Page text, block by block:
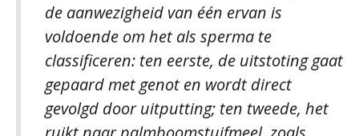
de aanwezigheid van één ervan is
voldoende om het als sperma te
classificeren: ten eerste, de uitstoting gaat
gepaard met genot en wordt direct
gevolgd door uitputting; ten tweede, het